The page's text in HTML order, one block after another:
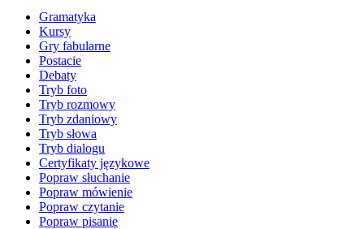
Gramatyka
Kursy
Gry fabularne
Postacie
Debaty
Tryb foto
Tryb rozmowy
Tryb zdaniowy
Tryb słowa
Tryb dialogu
Certyfikaty językowe
Popraw słuchanie
Popraw mówienie
Popraw czytanie
Popraw pisanie